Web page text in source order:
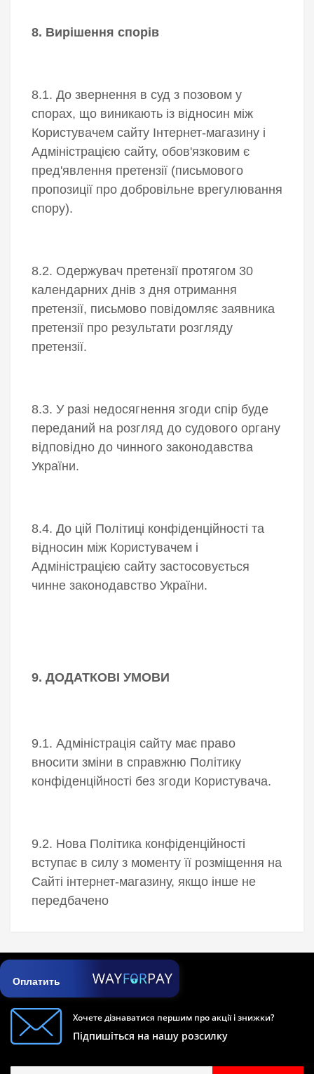
8. Вирішення спорів
8.1. До звернення в суд з позовом у
спорах, що виникають із відносин між
Користувачем сайту Інтернет-магазину і
Адміністрацією сайту, обов'язковим є
пред'явлення претензії (письмового
пропозиції про добровільне врегулювання
спору).
8.2. Одержувач претензії протягом 30
календарних днів з дня отримання
претензії, письмово повідомляє заявника
претензії про результати розгляду
претензії.
8.3. У разі недосягнення згоди спір буде
переданий на розгляд до судового органу
відповідно до чинного законодавства
України.
8.4. До цій Політиці конфіденційності та
відносин між Користувачем і
Адміністрацією сайту застосовується
чинне законодавство України.
9. ДОДАТКОВІ УМОВИ
9.1. Адміністрація сайту має право
вносити зміни в справжню Політику
конфіденційності без згоди Користувача.
9.2. Нова Політика конфіденційності
вступає в силу з моменту її розміщення на
Сайті інтернет-магазину, якщо інше не
передбачено
Оплатить
Хочете дізнаватися першим про акції і знижки?
Підпишіться на нашу розсилку